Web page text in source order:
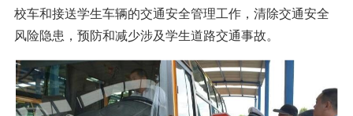
校车和接送学生车辆的交通安全管理工作，清除交通安全
风险隐患，预防和减少涉及学生道路交通事故。